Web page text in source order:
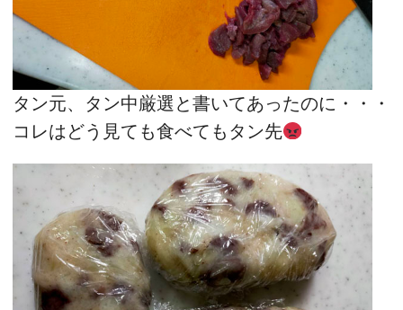
タン元、タン中厳選と書いてあったのに・・・
コレはどう見ても食べてもタン先